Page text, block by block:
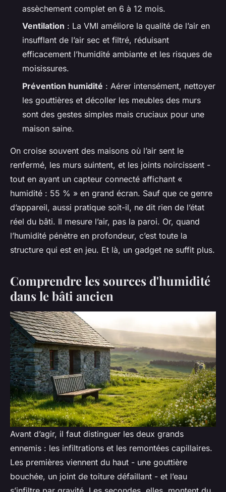
assèchement complet en 6 à 12 mois.
Ventilation : La VMI améliore la qualité de l’air en
insufflant de l’air sec et filtré, réduisant
efficacement l’humidité ambiante et les risques de
moisissures.
Prévention humidité : Aérer intensément, nettoyer
les gouttières et décoller les meubles des murs
sont des gestes simples mais cruciaux pour une
maison saine.
On croise souvent des maisons où l’air sent le
renfermé, les murs suintent, et les joints noircissent -
tout en ayant un capteur connecté affichant «
humidité : 55 % » en grand écran. Sauf que ce genre
d’appareil, aussi pratique soit-il, ne dit rien de l’état
réel du bâti. Il mesure l’air, pas la paroi. Or, quand
l’humidité pénètre en profondeur, c’est toute la
structure qui est en jeu. Et là, un gadget ne suffit plus.
Comprendre les sources d'humidité
dans le bâti ancien
Avant d’agir, il faut distinguer les deux grands
ennemis : les infiltrations et les remontées capillaires.
Les premières viennent du haut - une gouttière
bouchée, un joint de toiture défaillant - et l’eau